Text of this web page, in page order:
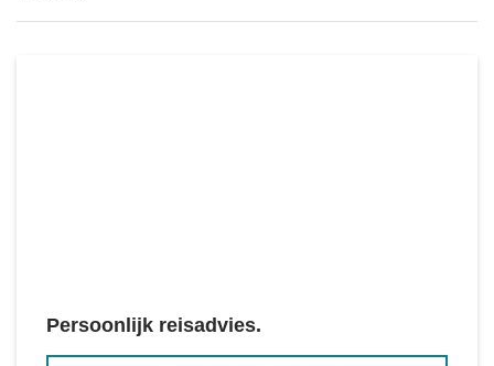
Persoonlijk reisadvies.